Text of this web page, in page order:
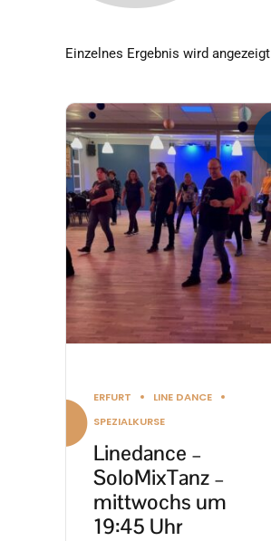
Einzelnes Ergebnis wird angezeigt
ERFURT
LINE DANCE
SPEZIALKURSE
Linedance –
SoloMixTanz –
mittwochs um
19:45 Uhr
Dieses
Produkt
weist
mehrere
Varianten
auf.
Die
Optionen
können
auf